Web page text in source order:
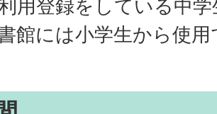
用登録をしている中
書館には小学生から使